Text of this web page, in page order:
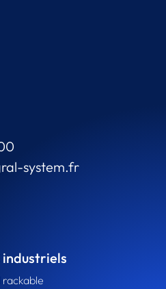
system.fr
industriels